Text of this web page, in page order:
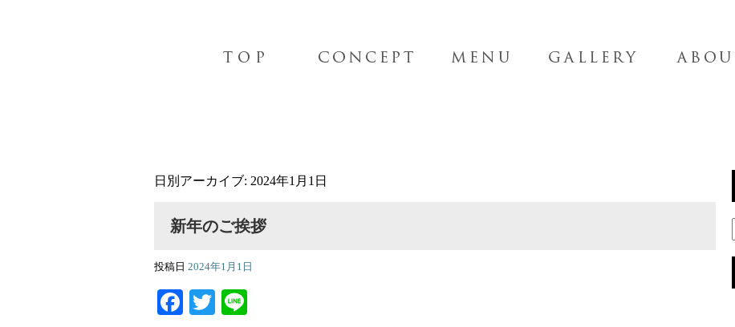
日別アーカイブ: 2024年1月1日
新年のご挨拶
投稿日 2024年1月1日
Facebook
Twitter